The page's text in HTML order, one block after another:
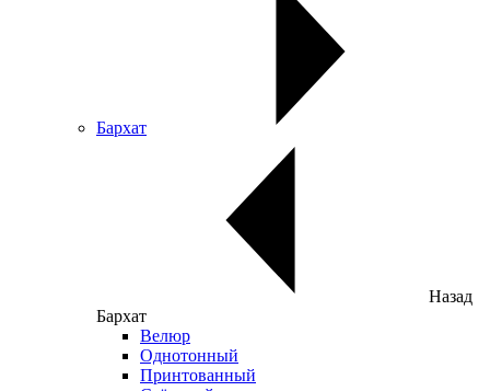
Бархат
Назад
Бархат
Велюр
Однотонный
Принтованный